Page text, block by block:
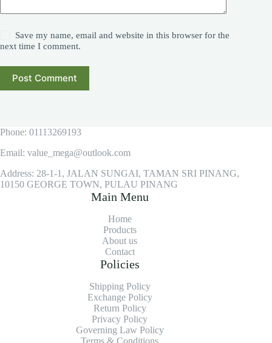
Save my name, email and website in this browser for the
next time I comment.
Post Comment
Phone: 01113269193
Email: value_mega@outlook.com
Address: 28-1-1, JALAN SUNGAI, TAMAN SRI PINANG,
10150 GEORGE TOWN, PULAU PINANG
Main Menu
Home
Products
About us
Contact
Policies
Shipping Policy
Exchange Policy
Return Policy
Privacy Policy
Governing Law Policy
Terms & Conditions